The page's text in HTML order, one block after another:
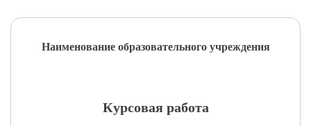
Наименование образовательного учреждения
Курсовая работа